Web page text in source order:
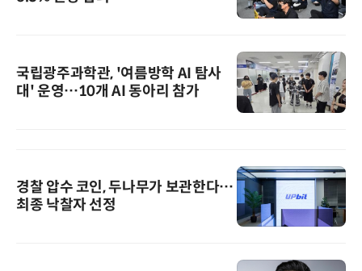
국립광주과학관, '여름방학 AI 탐사
대' 운영…10개 AI 동아리 참가
경찰 압수 코인, 두나무가 보관한다…
최종 낙찰자 선정